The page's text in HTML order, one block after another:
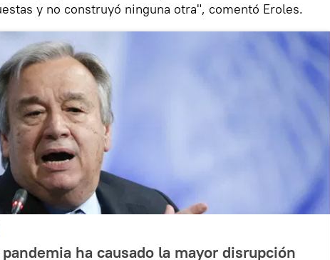
y no construyó ninguna otra", comentó Eroles.
ha causado la mayor disrupción